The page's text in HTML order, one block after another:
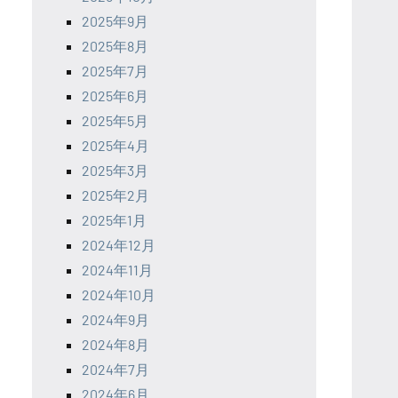
2025年9月
2025年8月
2025年7月
2025年6月
2025年5月
2025年4月
2025年3月
2025年2月
2025年1月
2024年12月
2024年11月
2024年10月
2024年9月
2024年8月
2024年7月
2024年6月